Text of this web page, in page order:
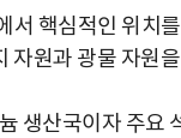
서 핵심적인 위치
자원과 광물 자원
생산국이자 주요